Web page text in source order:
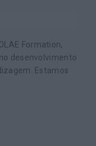
Formation,
desenvolvimento
Estamos